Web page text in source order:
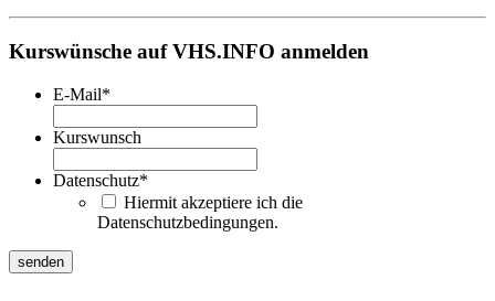
Kurswünsche auf VHS.INFO anmelden
E-Mail*
Kurswunsch
Datenschutz*
Hiermit akzeptiere ich die
Datenschutzbedingungen.